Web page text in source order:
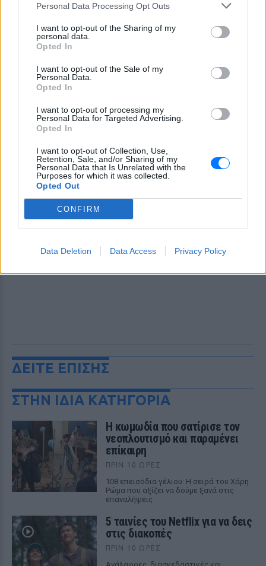
Personal Data Processing Opt Outs
I want to opt-out of the Sharing of my
personal data.
Opted In
I want to opt-out of the Sale of my
Personal Data.
Opted In
I want to opt-out of processing my
Personal Data for Targeted Advertising.
Opted In
I want to opt-out of Collection, Use,
Retention, Sale, and/or Sharing of my
Personal Data that Is Unrelated with the
Purposes for which it was collected.
Opted Out
CONFIRM
Data Deletion Data Access Privacy Policy
και ότι σου κάνει κλικ!
ΔΕΙΤΕ ΕΠΙΣΗΣ
ΣΤΗΝ ΙΔΙΑ ΚΑΤΗΓΟΡΙΑ
Η κωμωδία που σατίρισε τον
νεοπλουτισμό και παραμένει
επίκαιρη
ΠΡΙΝ 10 ΏΡΕΣ
108 επεισόδια γέλιου: Η σειρά του Χάρη
Ρώμα που αξίζει να δούμε ξανά στις
επαναλήψεις
5 ταινίες του Netflix για να δεις
στις διακοπές
ΠΡΙΝ 10 ΏΡΕΣ